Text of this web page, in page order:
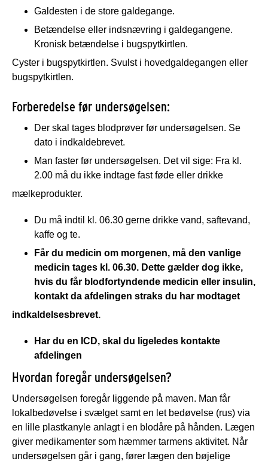
Galdesten i de store galdegange.
Betændelse eller indsnævring i galdegangene.
Kronisk betændelse i bugspytkirtlen.
Cyster i bugspytkirtlen. Svulst i hovedgaldegangen eller
bugspytkirtlen.
Forberedelse før undersøgelsen:
Der skal tages blodprøver før undersøgelsen. Se
dato i indkaldebrevet.
Man faster før undersøgelsen. Det vil sige: Fra kl.
2.00 må du ikke indtage fast føde eller drikke
mælkeprodukter.
Du må indtil kl. 06.30 gerne drikke vand, saftevand,
kaffe og te.
Får du medicin om morgenen, må den vanlige
medicin tages kl. 06.30. Dette gælder dog ikke,
hvis du får blodfortyndende medicin eller insulin,
kontakt da afdelingen straks du har modtaget
indkaldelsesbrevet.
Har du en ICD, skal du ligeledes kontakte
afdelingen
Hvordan foregår undersøgelsen?
Undersøgelsen foregår liggende på maven. Man får
lokalbedøvelse i svælget samt en let bedøvelse (rus) via
en lille plastkanyle anlagt i en blodåre på hånden. Lægen
giver medikamenter som hæmmer tarmens aktivitet. Når
undersøgelsen går i gang, fører lægen den bøjelige